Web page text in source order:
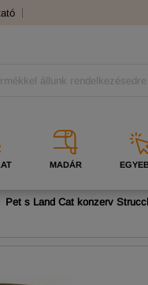
MADÁR
Pet s Land Cat konzerv